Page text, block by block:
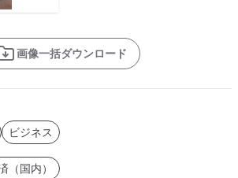
画像一括ダウンロード
ビジネス
（国内）